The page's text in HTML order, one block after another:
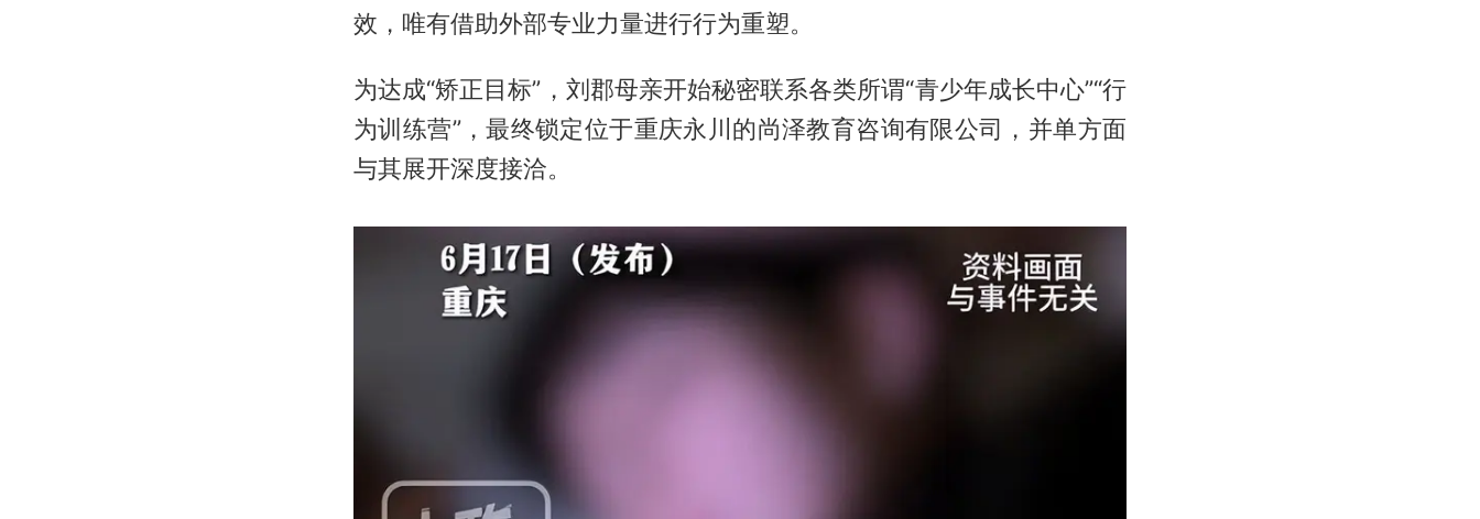
效，唯有借助外部专业力量进行行为重塑。
为达成“矫正目标”，刘郡母亲开始秘密联系各类所谓“青少年成长中心”“行
为训练营”，最终锁定位于重庆永川的尚泽教育咨询有限公司，并单方面
与其展开深度接洽。